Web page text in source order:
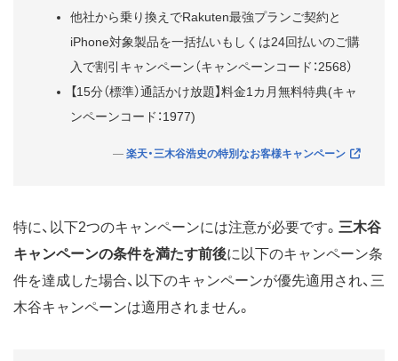
他社から乗り換えでRakuten最強プランご契約と
iPhone対象製品を一括払いもしくは24回払いのご購
入で割引キャンペーン（キャンペーンコード：2568）
【15分（標準）通話かけ放題】料金1カ月無料特典(キャ
ンペーンコード：1977)
楽天・三木谷浩史の特別なお客様キャンペーン
特に、以下2つのキャンペーンには注意が必要です。 三木谷
キャンペーンの条件を満たす前後に以下のキャンペーン条
件を達成した場合、以下のキャンペーンが優先適用され、三
木谷キャンペーンは適用されません。